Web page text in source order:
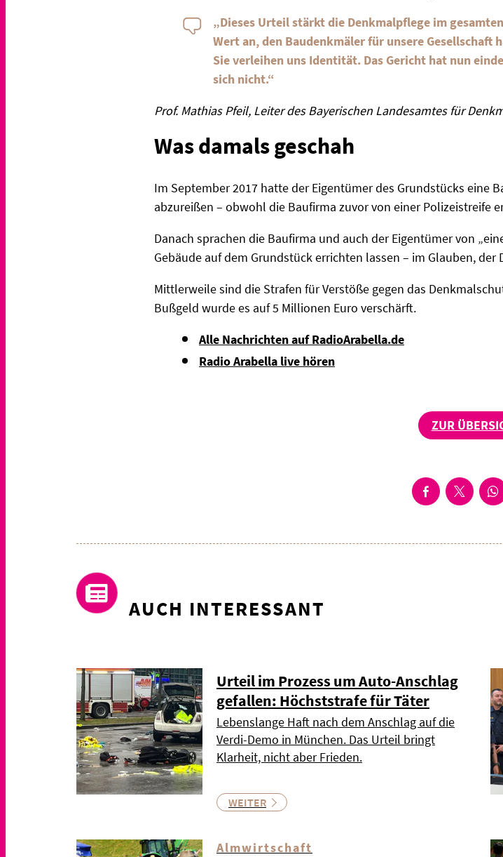
„Dieses Urteil stärkt die Denkmalpflege im
Wert an, den Baudenkmäler für unsere Gesellschaft
Sie verleihen uns Identität. Das Gericht hat nun
sich nicht.“
Prof. Mathias Pfeil, Leiter des Bayerischen Landesamtes für
Was damals geschah
Im September 2017 hatte der Eigentümer des Grundstücks eine
abzureißen – obwohl die Baufirma zuvor von einer Polizeistreife
Danach sprachen die Baufirma und auch der Eigentümer von
Gebäude auf dem Grundstück errichten lassen – im Glauben,
Mittlerweile sind die Strafen für Verstöße gegen das
Bußgeld wurde es auf 5 Millionen Euro verschärft.
Alle Nachrichten auf RadioArabella.de
Radio Arabella live hören
ZUR
AUCH INTERESSANT
Urteil im Prozess um Auto-Anschlag
gefallen: Höchststrafe für Täter
Lebenslange Haft nach dem Anschlag auf die
Verdi-Demo in München. Das Urteil bringt
Klarheit, nicht aber Frieden.
WEITER
Almwirtschaft